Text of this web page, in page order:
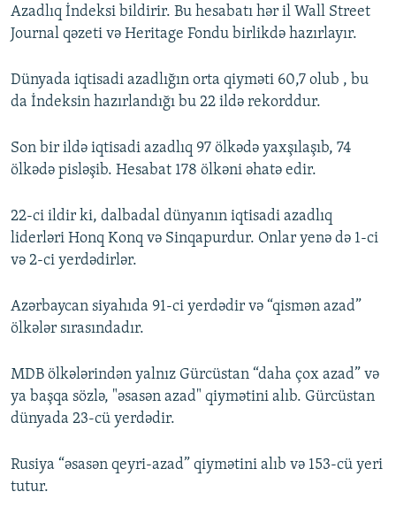
Azadlıq İndeksi bildirir. Bu hesabatı hər il Wall Street
Journal qəzeti və Heritage Fondu birlikdə hazırlayır.
Dünyada iqtisadi azadlığın orta qiyməti 60,7 olub , bu
da İndeksin hazırlandığı bu 22 ildə rekorddur.
Son bir ildə iqtisadi azadlıq 97 ölkədə yaxşılaşıb, 74
ölkədə pisləşib. Hesabat 178 ölkəni əhatə edir.
22-ci ildir ki, dalbadal dünyanın iqtisadi azadlıq
liderləri Honq Konq və Sinqapurdur. Onlar yenə də 1-ci
və 2-ci yerdədirlər.
Azərbaycan siyahıda 91-ci yerdədir və “qismən azad”
ölkələr sırasındadır.
MDB ölkələrindən yalnız Gürcüstan “daha çox azad” və
ya başqa sözlə, "əsasən azad" qiymətini alıb. Gürcüstan
dünyada 23-cü yerdədir.
Rusiya “əsasən qeyri-azad” qiymətini alıb və 153-cü yeri
tutur.